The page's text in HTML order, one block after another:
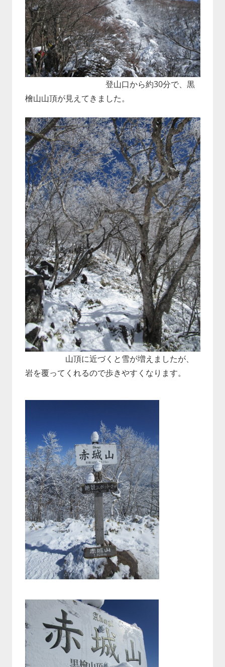
登山口から約30分で、黒
檜山山頂が見えてきました。
山頂に近づくと雪が増えましたが、
岩を覆ってくれるので歩きやすくなります。